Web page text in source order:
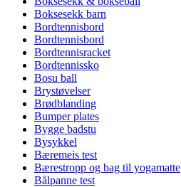
Boksesekk barn
Bordtennisbord
Bordtennisbord
Bordtennisracket
Bordtennissko
Bosu ball
Brystøvelser
Brødblanding
Bumper plates
Bygge badstu
Bysykkel
Bæremeis test
Bærestropp og bag til yogamatte
Bålpanne test